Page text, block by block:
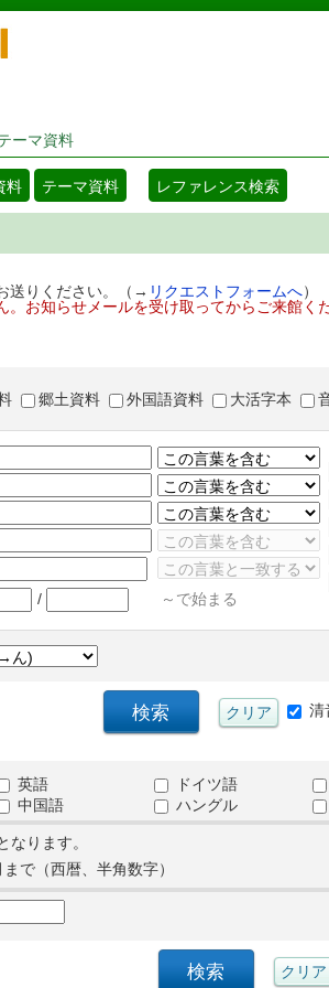
岡山県立図書館 蔵書検索・予約システム
ーマ資料
料 テーマ資料 レファレンス検索
送りください。（→ リクエストフォームへ）
お知らせメールを受け取ってからご来館くだ
郷土資料 外国語資料 大活字本
/ ～で始まる
清
英語 ドイツ語
中国語 ハングル
ります。
まで（西暦、半角数字）